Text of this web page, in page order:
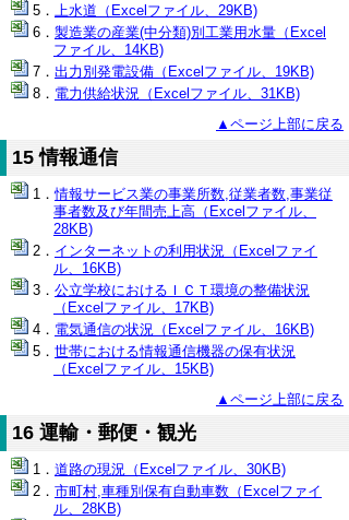
上水道（Excelファイル、29KB)
製造業の産業(中分類)別工業用水量（Excel
ファイル、14KB)
出力別発電設備（Excelファイル、19KB)
電力供給状況（Excelファイル、31KB)
▲ページ上部に戻る
15 情報通信
情報サービス業の事業所数,従業者数,事業従
事者数及び年間売上高（Excelファイル、
28KB)
インターネットの利用状況（Excelファイ
ル、16KB)
公立学校におけるＩＣＴ環境の整備状況
（Excelファイル、17KB)
電気通信の状況（Excelファイル、16KB)
世帯における情報通信機器の保有状況
（Excelファイル、15KB)
▲ページ上部に戻る
16 運輸・郵便・観光
道路の現況（Excelファイル、30KB)
市町村,車種別保有自動車数（Excelファイ
ル、28KB)